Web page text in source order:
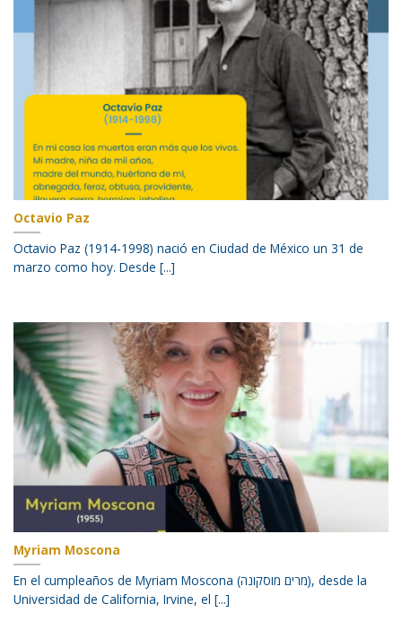
Octavio Paz
Octavio Paz (1914-1998) nació en Ciudad de México un 31 de
marzo como hoy. Desde [...]
Myriam Moscona
En el cumpleaños de Myriam Moscona (מרים מוסקונה), desde la
Universidad de California, Irvine, el [...]